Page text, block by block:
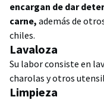
encargan de dar
carne, además de
chiles.
Lavaloza
Su labor consiste en
charolas y otros
Limpieza